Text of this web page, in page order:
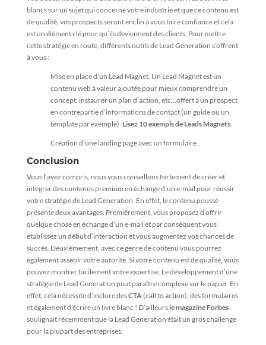
blancs sur un sujet qui concerne votre industrie et que ce contenu est
de qualité, vos prospects seront enclin à vous faire confiance et cela
est un élément clé pour qu’ils deviennent des clients. Pour mettre
cette stratégie en route, différents outils de Lead Generation s’offrent
à vous :
Mise en place d’un Lead Magnet. Un Lead Magnet est un
contenu web à valeur ajoutée pour mieux comprendre un
concept, instaurer un plan d’action, etc…offert à un prospect
en contrepartie d’informations de contact (un guide ou un
template par exemple). Lisez 10 exempls de Leads Magnets
Création d’une landing page avec un formulaire.
Conclusion
Vous l’avez compris, nous vous conseillons fortement de créer et
intégrer des contenus premium en échange d’un e-mail pour réussir
votre stratégie de Lead Generation. En effet, le contenu poussé
présente deux avantages. Premièrement, vous proposez d’offrir
quelque chose en échange d’un e-mail et par conséquent vous
établissez un début d’interaction et vous augmentez vos chances de
succès. Deuxièmement, avec ce genre de contenu vous pourrez
également asseoir votre autorité. Si votre contenu est de qualité, vous
pouvez montrer facilement votre expertise. Le développement d’une
stratégie de Lead Generation peut paraître complexe sur le papier. En
effet, cela nécessite d’inclure desCTA (call to action), des formulaires
et également d’écrire un livre blanc ! D’ailleursle magazine Forbes
soulignait récemment que la Lead Generation était un gros challenge
pour la plupart des entreprises.